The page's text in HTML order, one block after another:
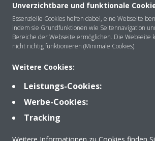
Über DAIKIN
Anwendungsbereiche
Kontakt
Unverzichtbare und funktionale
Essenzielle Cookies helfen dabei, eine Webseite
indem sie Grundfunktionen wie Seitennavigation
Bereiche der Webseite ermöglichen. Die Webseite
nicht richtig funktionieren (Minimale Cookies).
Weitere Cookies:
Leistungs-Cookies:
Werbe-Cookies:
Tracking